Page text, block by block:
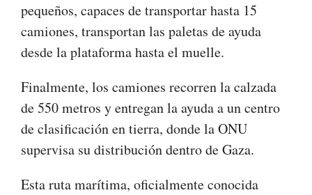
pequeños, capaces de transportar hasta 15
camiones, transportan las paletas de ayuda
desde la plataforma hasta el muelle.
Finalmente, los camiones recorren la calzada
de 550 metros y entregan la ayuda a un centro
de clasificación en tierra, donde la ONU
supervisa su distribución dentro de Gaza.
Esta ruta marítima, oficialmente conocida